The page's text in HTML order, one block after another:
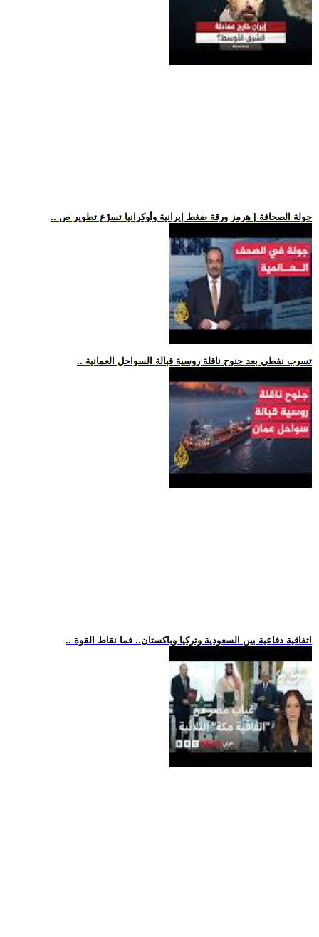
.. جولة الصحافة | هرمز ورقة ضغط إيرانية وأوكرانيا تسرّع تطوير ص
.. تسرب نفطي بعد جنوح ناقلة روسية قبالة السواحل العمانية
.. اتفاقية دفاعية بين السعودية وتركيا وباكستان.. فما نقاط القوة